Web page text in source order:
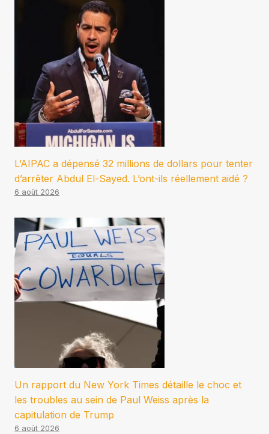
L’AIPAC a dépensé 32 millions de dollars pour tenter
d’arrêter Abdul El-Sayed. L’ont-ils réellement aidé ?
6 août 2026
Un rapport du New York Times détaille le choc et
les troubles au sein de Paul Weiss après la
capitulation de Trump
6 août 2026